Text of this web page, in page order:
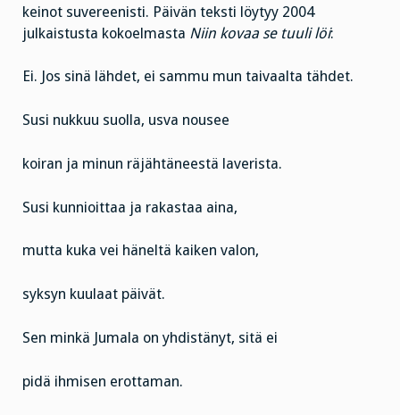
keinot suvereenisti. Päivän teksti löytyy 2004
julkaistusta kokoelmasta Niin kovaa se tuuli löi:
Ei. Jos sinä lähdet, ei sammu mun taivaalta tähdet.
Susi nukkuu suolla, usva nousee
koiran ja minun räjähtäneestä laverista.
Susi kunnioittaa ja rakastaa aina,
mutta kuka vei häneltä kaiken valon,
syksyn kuulaat päivät.
Sen minkä Jumala on yhdistänyt, sitä ei
pidä ihmisen erottaman.